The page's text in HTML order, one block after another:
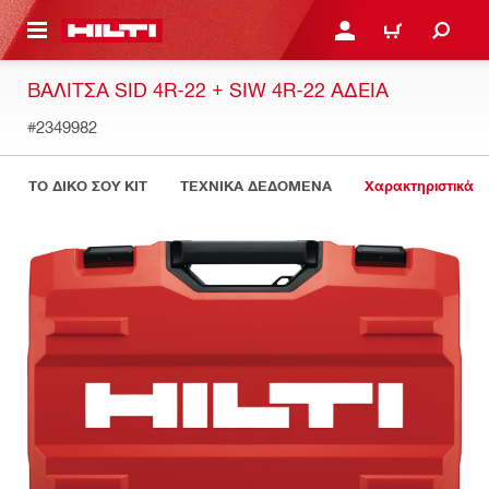
ΕΛΕΓΞΕΙΣ ΤΟ ΠΑΚΕΤΟ ΠΟΥ ΕΧΕΙΣ ΦΤΙΑΞΕΙ ΚΆΝΕ ΣΎΝΔΕΣΗ Ή
ΚΑΛΆΘΙ
ΒΑΛΊΤΣΑ SID 4R-22 + SIW 4R-22 ΆΔΕΙΑ
#2349982
ΤΟ ΔΙΚΟ ΣΟΥ KIT ΤΕΧΝΙΚΑ ΔΕΔΟΜΕΝΑ Χαρακτηριστικά